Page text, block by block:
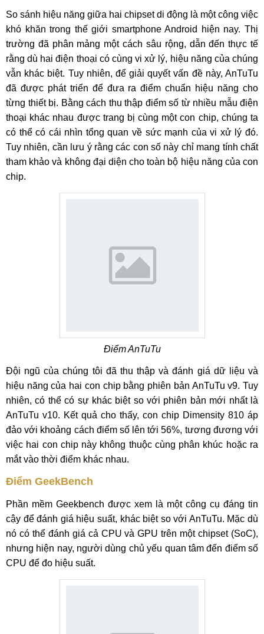
So sánh hiệu năng giữa hai chipset di động là một công việc
khó khăn trong thế giới smartphone Android hiện nay. Thị
trường đã phân mảng một cách sâu rộng, dẫn đến thực tế
rằng dù hai điện thoại có cùng vi xử lý, hiệu năng của chúng
vẫn khác biệt. Tuy nhiên, để giải quyết vấn đề này, AnTuTu
đã được phát triển để đưa ra điểm chuẩn hiệu năng cho
từng thiết bị. Bằng cách thu thập điểm số từ nhiều mẫu điện
thoại khác nhau được trang bị cùng một con chip, chúng ta
có thể có cái nhìn tổng quan về sức mạnh của vi xử lý đó.
Tuy nhiên, cần lưu ý rằng các con số này chỉ mang tính chất
tham khảo và không đại diện cho toàn bộ hiệu năng của con
chip.
Điểm AnTuTu
Đội ngũ của chúng tôi đã thu thập và đánh giá dữ liệu và
hiệu năng của hai con chip bằng phiên bản AnTuTu v9. Tuy
nhiên, có thể có sự khác biệt so với phiên bản mới nhất là
AnTuTu v10. Kết quả cho thấy, con chip Dimensity 810 áp
đảo với khoảng cách điểm số lên tới 56%, tương đương với
việc hai con chip này không thuộc cùng phân khúc hoặc ra
mắt vào thời điểm khác nhau.
Điểm GeekBench
Phần mềm Geekbench được xem là một công cụ đáng tin
cậy để đánh giá hiệu suất, khác biệt so với AnTuTu. Mặc dù
nó có thể đánh giá cả CPU và GPU trên một chipset (SoC),
nhưng hiện nay, người dùng chủ yếu quan tâm đến điểm số
CPU để đo hiệu suất.